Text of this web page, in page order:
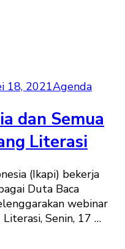
18, 2021Agenda
dan Semua
Literasi
(Ikapi) bekerja
Duta Baca
webinar
Senin, 17 …